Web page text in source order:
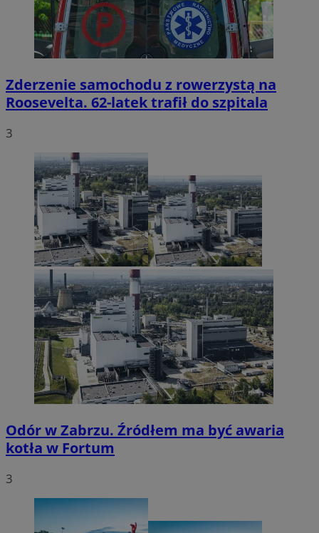
Zderzenie samochodu z rowerzystą na
Roosevelta. 62-latek trafił do szpitala
3
Odór w Zabrzu. Źródłem ma być awaria
kotła w Fortum
3